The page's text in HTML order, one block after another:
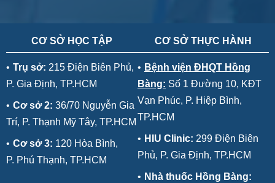
CƠ SỞ HỌC TẬP
• Trụ sở: 215 Điện Biên Phủ,
P. Gia Định, TP.HCM
• Cơ sở 2: 36/70 Nguyễn Gia
Trí, P. Thạnh Mỹ Tây, TP.HCM
• Cơ sở 3: 120 Hòa Bình,
P. Phú Thạnh, TP.HCM
CƠ SỞ THỰC HÀNH
• Bệnh viện ĐHQT Hồng
Bàng: Số 1 Đường 10, KĐT
Vạn Phúc, P. Hiệp Bình,
TP.HCM
• HIU Clinic: 299 Điện Biên
Phủ, P. Gia Định, TP.HCM
• Nhà thuốc Hồng Bàng: